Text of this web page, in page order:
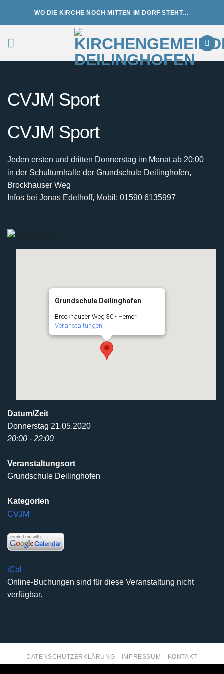
WO DIE KIRCHE NOCH MITTEN IM DORF STEHT…
CVJM Sport
CVJM Sport
Jeden ersten und dritten Donnerstag im Monat ab 20:00
in der Schulturnhalle der Grundschule Deilinghofen,
Brockhauser Weg
Infos bei Jonas Edelhoff, Mobil: 01590 6135997
Grundschule Deilinghofen
Brockhauser Weg 30 - Hemer
Veranstaltungen
Datum/Zeit
Donnerstag 21.05.2020
20:00 - 22:00
Veranstaltungsort
Grundschule Deilinghofen
Kategorien
CVJM
iCal
Online-Buchungen sind für diese Veranstaltung nicht
verfügbar.
DATENSCHUTZERKLÄRUNG IMPRESSUM KONTAKT